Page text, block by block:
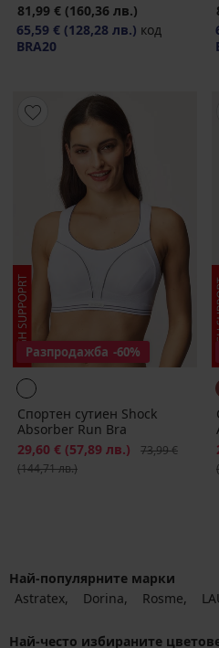
81,99 € (160,36 лв.)
65,59 € (128,28 лв.) код
BRA20
Разпродажба -60%
Спортен сутиен Shock
Absorber Run Bra
Намаление
29,60 € (57,89 лв.) Първоначална
73,99 €
(144,71 лв.)
Най-популярните марки
Astratex
Dorina Rosme
Най-често избираните